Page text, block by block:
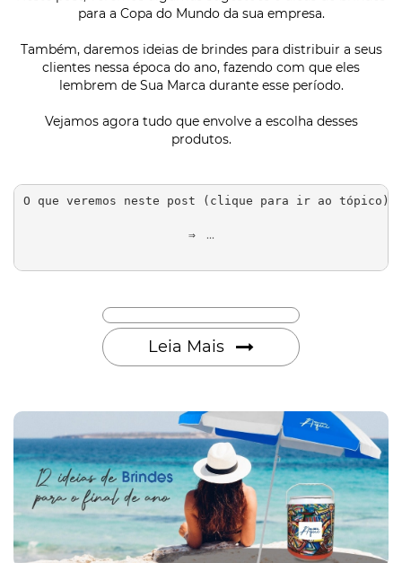
para a Copa do Mundo da sua empresa.
Também, daremos ideias de brindes para distribuir a seus
clientes nessa época do ano, fazendo com que eles
lembrem de Sua Marca durante esse período.
Vejamos agora tudo que envolve a escolha desses
produtos.
O que veremos neste post (clique para ir ao tópico):
⇒ ...
Leia Mais